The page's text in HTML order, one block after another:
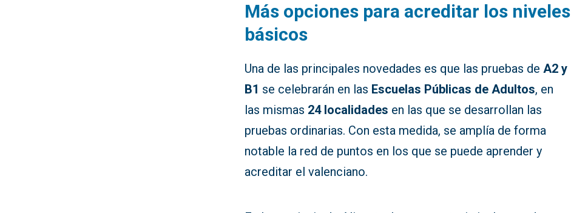
Más opciones para acreditar los niveles
básicos
Una de las principales novedades es que las pruebas deA2 y
B1 se celebrarán en las Escuelas Públicas de Adultos, en
las mismas 24 localidades en las que se desarrollan las
pruebas ordinarias. Con esta medida, se amplía de forma
notable la red de puntos en los que se puede aprender y
acreditar el valenciano.